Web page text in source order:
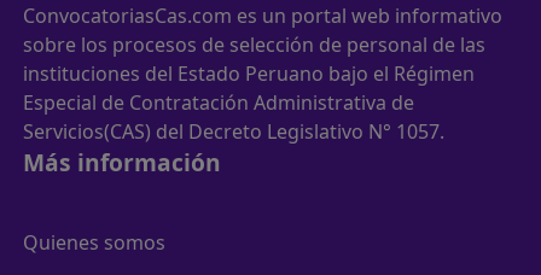
ConvocatoriasCas.com es un portal web informativo
sobre los procesos de selección de personal de las
instituciones del Estado Peruano bajo el Régimen
Especial de Contratación Administrativa de
Servicios(CAS) del Decreto Legislativo N° 1057.
Más información
Quienes somos